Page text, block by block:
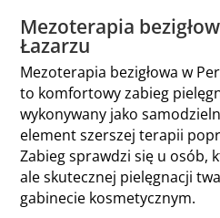
Mezoterapia
Łazarzu
Mezoterapia bezigłowa w
to komfortowy zabieg
wykonywany jako
element szerszej terapii
Zabieg sprawdzi się u osób,
ale skutecznej pielęgnacji
gabinecie kosmetycznym.